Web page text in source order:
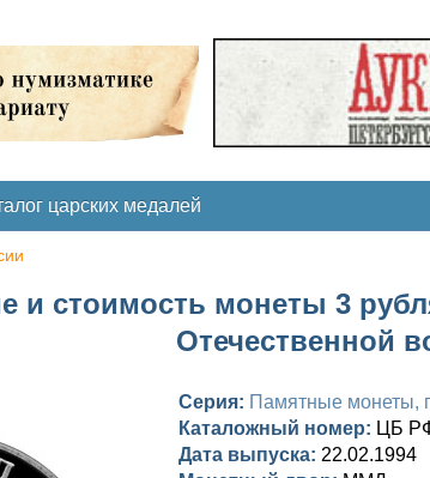
царских медалей
и стоимость монеты 3
Отечественной
Серия: Памятные монеты,
Каталожный номер: ЦБ
Дата выпуска: 22.02.1994